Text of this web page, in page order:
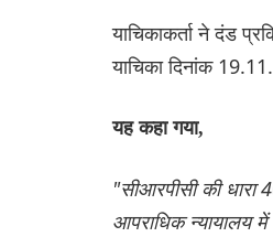
याचिकाकर्ता ने दंड
याचिका दिनांक
यह कहा गया,
"सीआरपीसी की
आपराधिक न्यायालय